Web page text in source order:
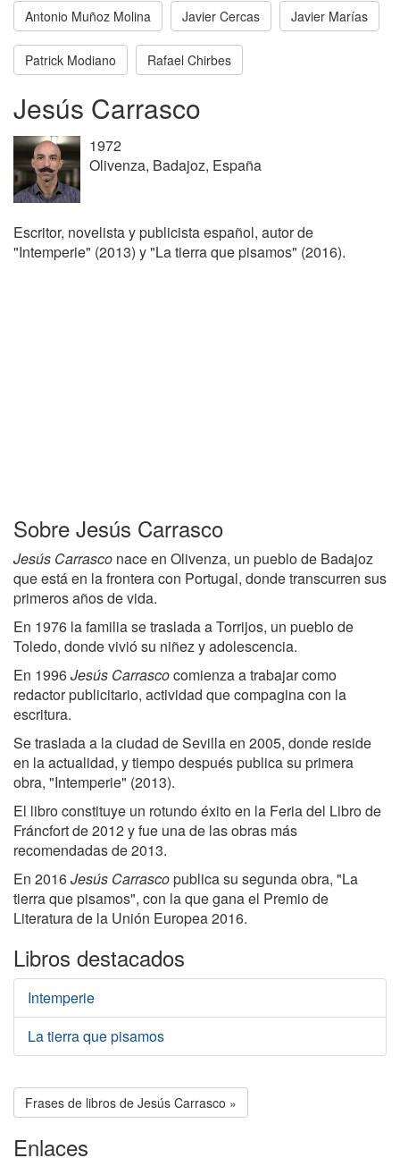
Antonio Muñoz Molina Javier Cercas Javier Marías
Patrick Modiano Rafael Chirbes
Jesús Carrasco
1972
Olivenza, Badajoz, España
Escritor, novelista y publicista español, autor de
"Intemperie" (2013) y "La tierra que pisamos" (2016).
Sobre Jesús Carrasco
Jesús Carrasco nace en Olivenza, un pueblo de Badajoz
que está en la frontera con Portugal, donde transcurren sus
primeros años de vida.
En 1976 la familia se traslada a Torrijos, un pueblo de
Toledo, donde vivió su niñez y adolescencia.
En 1996Jesús Carrascocomienza a trabajar como
redactor publicitario, actividad que compagina con la
escritura.
Se traslada a la ciudad de Sevilla en 2005, donde reside
en la actualidad, y tiempo después publica su primera
obra, "Intemperie" (2013).
El libro constituye un rotundo éxito en la Feria del Libro de
Fráncfort de 2012 y fue una de las obras más
recomendadas de 2013.
En 2016Jesús Carrascopublica su segunda obra, "La
tierra que pisamos", con la que gana el Premio de
Literatura de la Unión Europea 2016.
Libros destacados
Intemperie
La tierra que pisamos
Frases de libros de Jesús Carrasco »
Enlaces